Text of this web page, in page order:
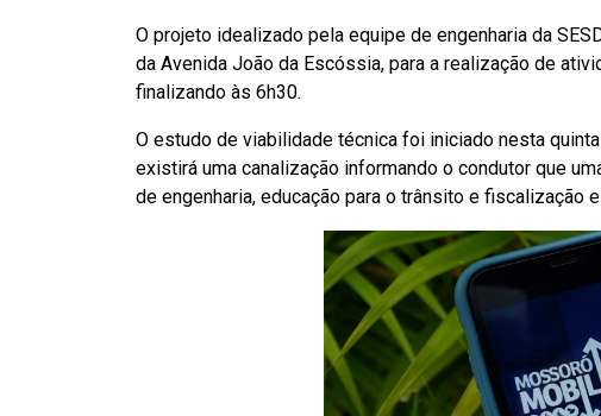
O projeto idealizado pela equipe de engenharia da
da Avenida João da Escóssia, para a realização de
finalizando às 6h30.
O estudo de viabilidade técnica foi iniciado nesta
existirá uma canalização informando o condutor que
de engenharia, educação para o trânsito e fiscalização